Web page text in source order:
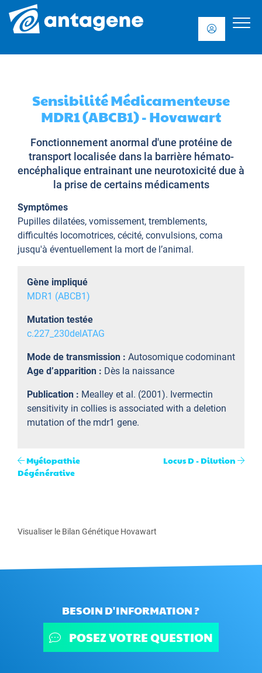
Sensibilité Médicamenteuse
MDR1 (ABCB1) - Hovawart
Fonctionnement anormal d'une protéine de
transport localisée dans la barrière hémato-
encéphalique entrainant une neurotoxicité due à
la prise de certains médicaments
Symptômes
Pupilles dilatées, vomissement, tremblements,
difficultés locomotrices, cécité, convulsions, coma
jusqu'à éventuellement la mort de l’animal.
Gène impliqué
MDR1 (ABCB1)
Mutation testée
c.227_230delATAG
Mode de transmission : Autosomique codominant
Age d’apparition : Dès la naissance
Publication : Mealley et al. (2001). Ivermectin
sensitivity in collies is associated with a deletion
mutation of the mdr1 gene.
Myélopathie
Dégénérative
Locus D - Dilution
Visualiser le Bilan Génétique Hovawart
BESOIN D'INFORMATION ?
POSEZ VOTRE QUESTION